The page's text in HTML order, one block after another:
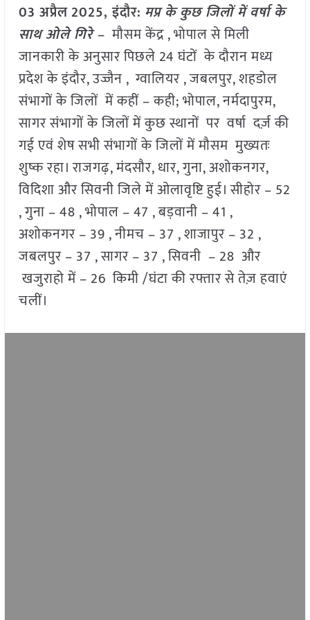
03 अप्रैल2025,इंदौर: मप्र के कुछ जिलों में वर्षा के
साथ ओले गिरे – मौसम केंद्र , भोपाल से मिली
जानकारी के अनुसार पिछले 24 घंटों के दौरान मध्य
प्रदेश के इंदौर, उज्जैन , ग्वालियर , जबलपुर, शहडोल
संभागों के जिलों में कहीं – कही; भोपाल, नर्मदापुरम,
सागर संभागों के जिलों में कुछ स्थानों पर वर्षा दर्ज़ की
गई एवं शेष सभी संभागों के जिलों में मौसम मुख्यतः
शुष्क रहा। राजगढ़, मंदसौर, धार, गुना, अशोकनगर,
विदिशा और सिवनी जिले में ओलावृष्टि हुई। सीहोर – 52
, गुना – 48 , भोपाल – 47 , बड़वानी – 41 ,
अशोकनगर – 39 , नीमच – 37 , शाजापुर – 32 ,
जबलपुर – 37 , सागर – 37 , सिवनी – 28 और
खजुराहो में – 26 किमी /घंटा की रफ्तार से तेज़ हवाएं
चलीं।